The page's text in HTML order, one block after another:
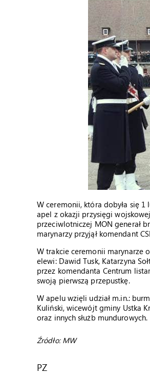
W ceremonii, która dobyła się 1
apel z okazji przysięgi
przeciwlotniczej MON generał
marynarzy przyjął komendant
W trakcie ceremonii marynarze
elewi: Dawid Tusk, Katarzyna
przez komendanta Centrum
swoją pierwszą przepustkę.
W apelu wzięli udział m.in.:
Kuliński, wicewójt gminy Ustka
oraz innych służb mundurowych.
Źródło: MW
PZ